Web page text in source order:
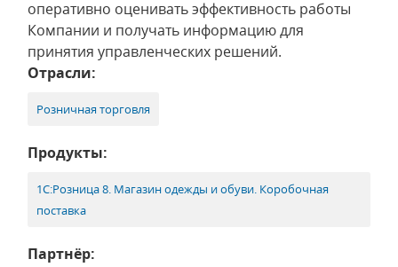
оперативно оценивать эффективность работы
Компании и получать информацию для
принятия управленческих решений.
Отрасли:
Розничная торговля
Продукты:
1С:Розница 8. Магазин одежды и обуви. Коробочная
поставка
Партнёр: